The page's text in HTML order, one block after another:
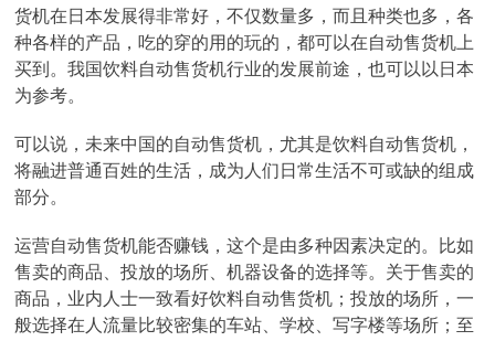
货机在日本发展得非常好，不仅数量多，而且种类也多，各
种各样的产品，吃的穿的用的玩的，都可以在自动售货机上
买到。我国饮料自动售货机行业的发展前途，也可以以日本
为参考。
可以说，未来中国的自动售货机，尤其是饮料自动售货机，
将融进普通百姓的生活，成为人们日常生活不可或缺的组成
部分。
运营自动售货机能否赚钱，这个是由多种因素决定的。比如
售卖的商品、投放的场所、机器设备的选择等。关于售卖的
商品，业内人士一致看好饮料自动售货机；投放的场所，一
般选择在人流量比较密集的车站、学校、写字楼等场所；至